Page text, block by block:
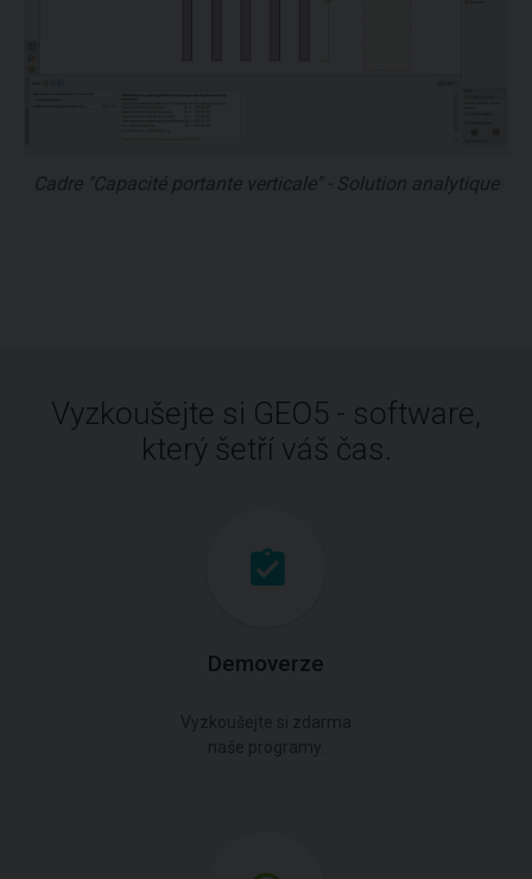
Cadre "Capacité portante verticale" - Solution analytique
Vyzkoušejte si GEO5 - software,
který šetří váš čas.
Demoverze